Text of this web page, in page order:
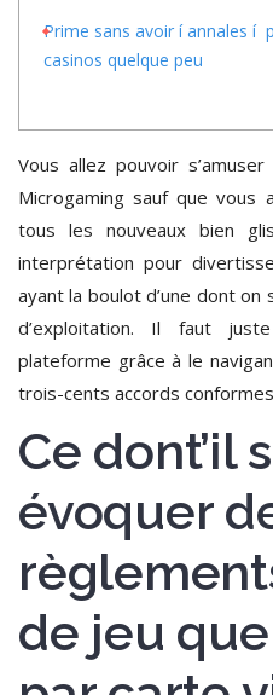
Prime sans avoir í annales í
casinos quelque peu
Vous allez pouvoir
Microgaming sauf que vous
tous les nouveaux bien
interprétation pour
ayant la boulot d’une dont
d’exploitation. Il faut juste
plateforme grâce à le
trois-cents accords
Ce dont’il
évoquer
de jeu